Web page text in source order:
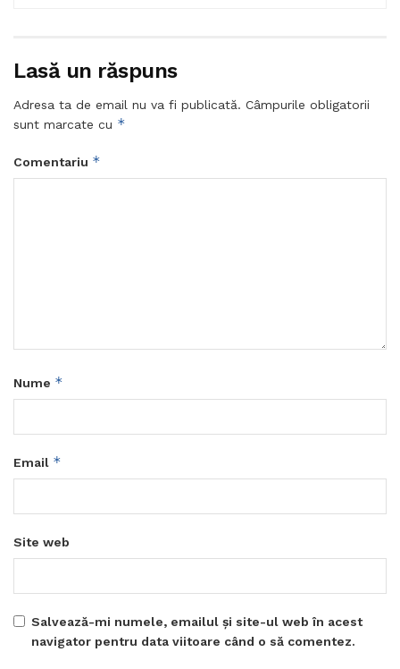
Lasă un răspuns
Adresa ta de email nu va fi publicată. Câmpurile obligatorii
sunt marcate cu *
Comentariu *
Nume *
Email *
Site web
Salvează-mi numele, emailul și site-ul web în acest
navigator pentru data viitoare când o să comentez.